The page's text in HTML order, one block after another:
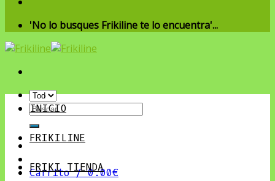
'No lo busques Frikiline te lo encuentra'...
Buscar
por:
Carrito /0.00€
INICIO
FRIKILINE
FRIKI TIENDA